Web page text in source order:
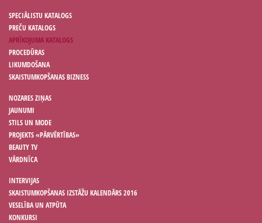
SPECIĀLISTU KATALOGS
PREČU KATALOGS
APRĪKOJUMA KATALOGS
PROCEDŪRAS
LIKUMDOŠANA
SKAISTUMKOPŠANAS BIZNESS
NOZARES ZIŅAS
JAUNUMI
STILS UN MODE
PROJEKTS «PĀRVĒRTĪBAS»
BEAUTY TV
VĀRDNĪCA
INTERVIJAS
SKAISTUMKOPŠANAS IZSTĀŽU KALENDĀRS 2016
VESELĪBA UN ATPŪTA
KONKURSI